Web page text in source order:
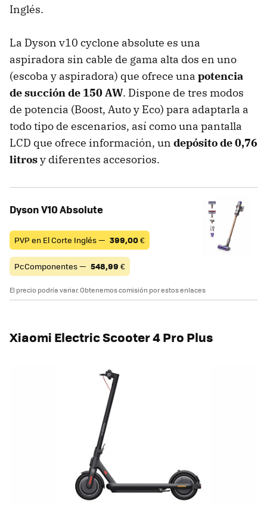
Inglés.
La Dyson v10 cyclone absolute es una
aspiradora sin cable de gama alta dos en uno
(escoba y aspiradora) que ofrece una potencia
de succión de 150 AW. Dispone de tres modos
de potencia (Boost, Auto y Eco) para adaptarla a
todo tipo de escenarios, así como una pantalla
LCD que ofrece información, un depósito de 0,76
litrosy diferentes accesorios.
Dyson V10 Absolute
PVP en El Corte Inglés — 399,00€
PcComponentes — 548,99 €
El precio podría variar. Obtenemos comisión por estos enlaces
Xiaomi Electric Scooter 4 Pro Plus